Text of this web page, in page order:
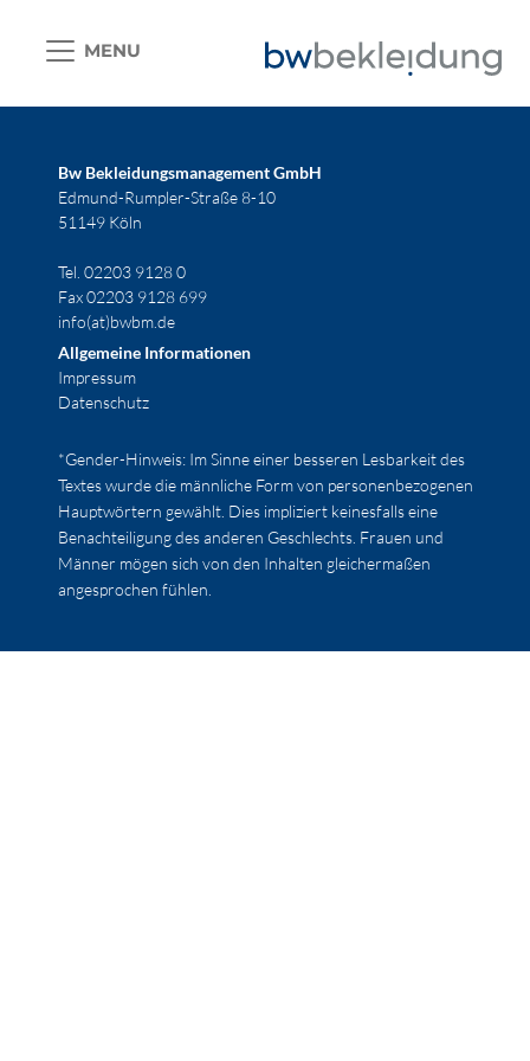
MENU
Bw Bekleidungsmanagement GmbH
Edmund-Rumpler-Straße 8-10
51149 Köln
Tel. 02203 9128 0
Fax 02203 9128 699
info(at)bwbm.de
Allgemeine Informationen
Impressum
Datenschutz
*Gender-Hinweis: Im Sinne einer besseren Lesbarkeit des
Textes wurde die männliche Form von personenbezogenen
Hauptwörtern gewählt. Dies impliziert keinesfalls eine
Benachteiligung des anderen Geschlechts. Frauen und
Männer mögen sich von den Inhalten gleichermaßen
angesprochen fühlen.